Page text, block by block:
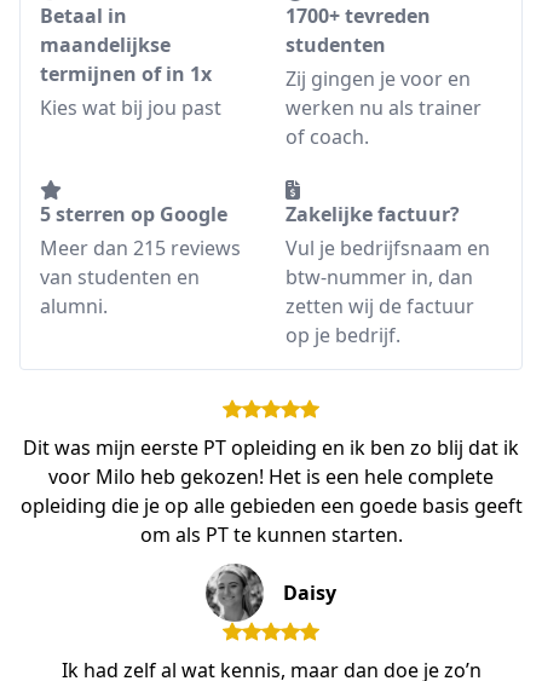
Betaal in
maandelijkse
termijnen of in 1x
Kies wat bij jou past
1700+ tevreden
studenten
Zij gingen je voor en
werken nu als trainer
of coach.
5 sterren op Google
Meer dan 215 reviews
van studenten en
alumni.
Zakelijke factuur?
Vul je bedrijfsnaam en
btw-nummer in, dan
zetten wij de factuur
op je bedrijf.
Dit was mijn eerste PT opleiding en ik ben zo blij dat ik
voor Milo heb gekozen! Het is een hele complete
opleiding die je op alle gebieden een goede basis geeft
om als PT te kunnen starten.
Daisy
Ik had zelf al wat kennis, maar dan doe je zo’n